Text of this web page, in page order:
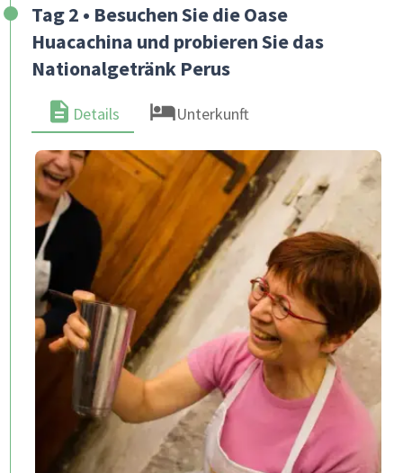
Tag 2 • Besuchen Sie die Oase
Huacachina und probieren Sie das
Nationalgetränk Perus
Details Unterkunft